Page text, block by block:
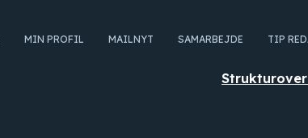
MIN PROFIL MAILNYT SAMARBEJDE TIP